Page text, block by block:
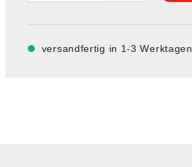
versandfertig in 1-3 Werktagen